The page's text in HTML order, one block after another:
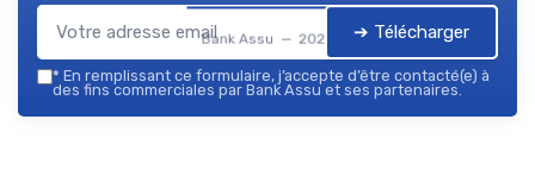
Bank Assu — 2026 ➔ Télécharger
* En remplissant ce formulaire, j’accepte d’être contacté(e) à
des fins commerciales par Bank Assu et ses partenaires.